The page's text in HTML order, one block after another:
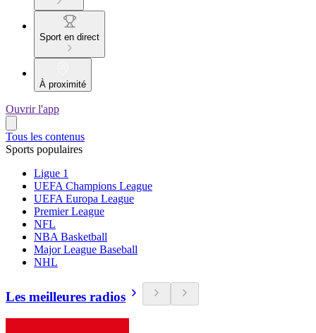
Sport en direct
À proximité
Ouvrir l'app
Tous les contenus
Sports populaires
Ligue 1
UEFA Champions League
UEFA Europa League
Premier League
NFL
NBA Basketball
Major League Baseball
NHL
Les meilleures radios